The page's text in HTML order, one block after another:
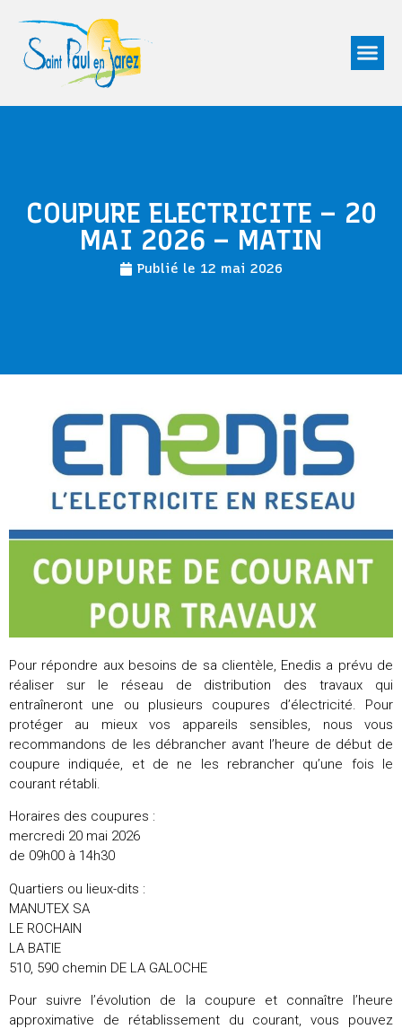
COUPURE ELECTRICITE – 20
MAI 2026 – MATIN
Publié le 12 mai 2026
Pour répondre aux besoins de sa clientèle, Enedis a prévu de
réaliser sur le réseau de distribution des travaux qui
entraîneront une ou plusieurs coupures d’électricité. Pour
protéger au mieux vos appareils sensibles, nous vous
recommandons de les débrancher avant l’heure de début de
coupure indiquée, et de ne les rebrancher qu’une fois le
courant rétabli.
Horaires des coupures :
mercredi 20 mai 2026
de 09h00 à 14h30
Quartiers ou lieux-dits :
MANUTEX SA
LE ROCHAIN
LA BATIE
510, 590 chemin DE LA GALOCHE
Pour suivre l’évolution de la coupure et connaître l’heure
approximative de rétablissement du courant, vous pouvez